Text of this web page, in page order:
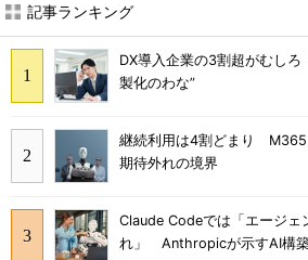
記事ランキング
DX導入企業の3割超がむし
製化のわな”
継続利用は4割どまり M365
期待外れの境界
Claude Codeでは「エージェ
れ」 Anthropicが示すAI構